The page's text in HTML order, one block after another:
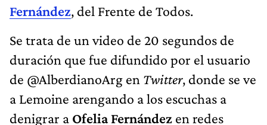
Fernández, del Frente de Todos.
Se trata de un video de 20 segundos de
duración que fue difundido por el usuario
de @AlberdianoArg en Twitter, donde se ve
a Lemoine arengando a los escuchas a
denigrar a Ofelia Fernández en redes